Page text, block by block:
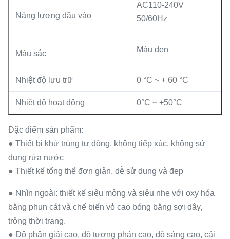
Năng lượng đầu vào
AC110-240V
50/60Hz
Màu sắc Màu đen
Nhiệt độ lưu trữ 0 °C ~ + 60 °C
Nhiệt độ hoạt động 0°C ~ +50°C
Đặc điểm sản phẩm:
● Thiết bị khử trùng tự động, không tiếp xúc, không sử
dụng rửa nước
● Thiết kế tổng thể đơn giản, dễ sử dụng và đẹp
● Nhìn ngoài: thiết kế siêu mỏng và siêu nhẹ với oxy hóa
bằng phun cát và chế biến vỏ cao bóng bằng sợi dây,
trông thời trang.
● Độ phân giải cao, độ tương phản cao, độ sáng cao, cải